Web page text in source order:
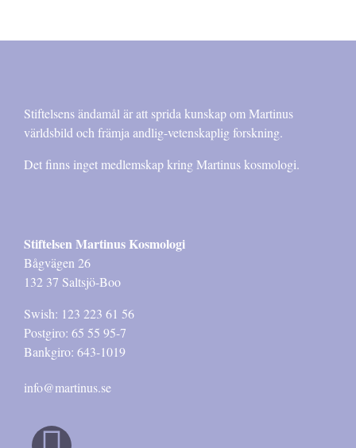
Stiftelsens ändamål är att sprida kunskap om Martinus
världsbild och främja andlig-vetenskaplig forskning.
Det finns inget medlemskap kring Martinus kosmologi.
Stiftelsen Martinus Kosmologi
Bågvägen 26
132 37 Saltsjö-Boo
Swish: 123 223 61 56
Postgiro: 65 55 95-7
Bankgiro: 643-1019
info@martinus.se